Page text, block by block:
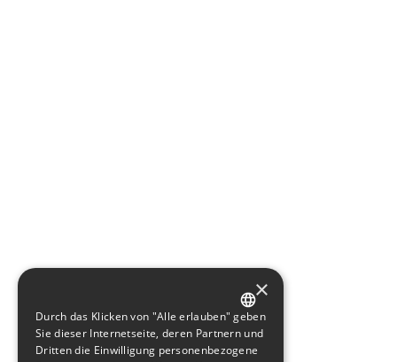
GERMAN
×
Durch das Klicken von "Alle erlauben" geben
Sie dieser Internetseite, deren Partnern und
Dritten die Einwilligung personenbezogene